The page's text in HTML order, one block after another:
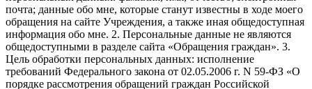
почта; данные обо мне, которые станут известны в ходе моего
обращения на сайте Учреждения, а также иная общедоступная
информация обо мне. 2. Персональные данные не являются
общедоступными в разделе сайта «Обращения граждан». 3.
Цель обработки персональных данных: исполнение
требований Федерального закона от 02.05.2006 г. N 59-ФЗ «О
порядке рассмотрения обращений граждан Российской